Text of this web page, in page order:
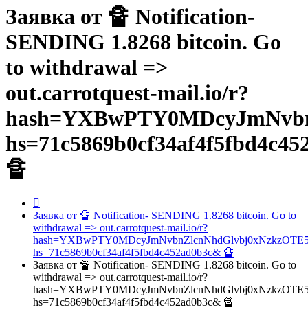
Заявка от 🔏 Notification-
SENDING 1.8268 bitcoin. Go
to withdrawal =>
out.carrotquest-mail.io/r?
🔏
Заявка от 🔏 Notification- SENDING 1.8268 bitcoin. Go to
withdrawal => out.carrotquest-mail.io/r?
hs=71c5869b0cf34af4f5fbd4c452ad0b3c& 🔏
Заявка от 🔏 Notification- SENDING 1.8268 bitcoin. Go to
withdrawal => out.carrotquest-mail.io/r?
hs=71c5869b0cf34af4f5fbd4c452ad0b3c& 🔏